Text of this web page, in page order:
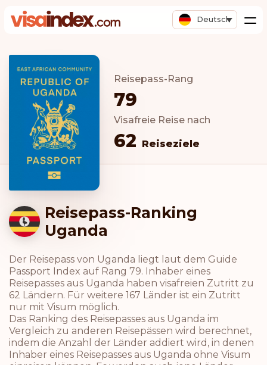
Deutsch
Reisepass-Rang
79
Visafreie Reise nach
62 Reiseziele
Reisepass-Ranking
Uganda
Der Reisepass von Uganda liegt laut dem Guide
Passport Index auf Rang 79. Inhaber eines
Reisepasses aus Uganda haben visafreien Zutritt zu
62 Ländern. Für weitere 167 Länder ist ein Zutritt
nur mit Visum möglich.
Das Ranking des Reisepasses aus Uganda im
Vergleich zu anderen Reisepässen wird berechnet,
indem die Anzahl der Länder addiert wird, in denen
Inhaber eines Reisepasses aus Uganda ohne Visum